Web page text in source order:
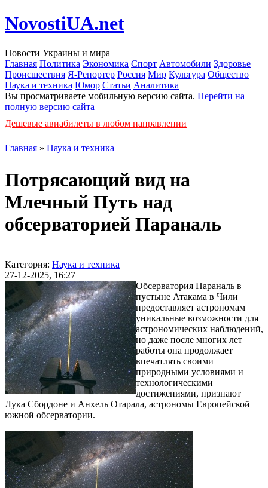
NovostiUA.net
Новости Украины и мира
Главная Политика Экономика Спорт Автомобили Здоровье
Происшествия Я-Репортер Россия Мир Культура Общество
Наука и техника Юмор Статьи Аналитика
Вы просматриваете мобильную версию сайта. Перейти на
полную версию сайта
Дешевые авиабилеты в любом направлении
Главная » Наука и техника
Потрясающий вид на
Млечный Путь над
обсерваторией Параналь
Категория: Наука и техника
27-12-2025, 16:27
Обсерватория Параналь в
пустыне Атакама в Чили
предоставляет астрономам
уникальные возможности для
астрономических наблюдений,
но даже после многих лет
работы она продолжает
впечатлять своими
природными условиями и
технологическими
достижениями, признают
Лука Сбордоне и Анхель Отарала, астрономы Европейской
южной обсерватории.